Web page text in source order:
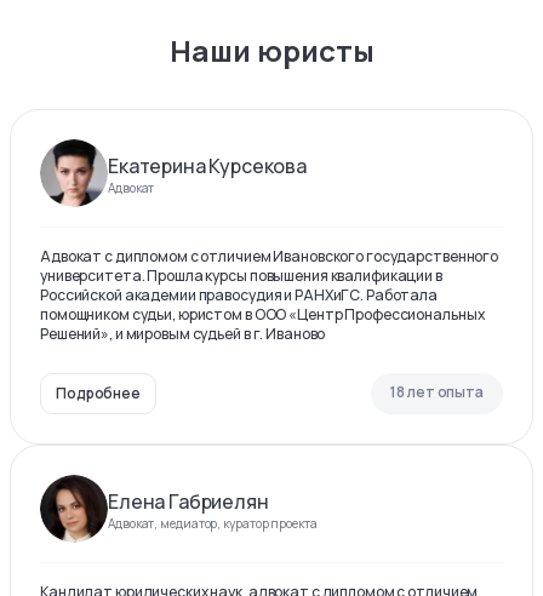
Наши юристы
Екатерина Курсекова
Адвокат
Адвокат с дипломом с отличием Ивановского государственного
университета. Прошла курсы повышения квалификации в
Российской академии правосудия и РАНХиГС. Работала
помощником судьи, юристом в ООО «Центр Профессиональных
Решений», и мировым судьей в г. Иваново
Подробнее 18 лет опыта
Елена Габриелян
Адвокат, медиатор, куратор проекта
Кандидат юридических наук, адвокат с дипломом с отличием,